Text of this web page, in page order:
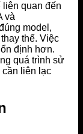
liên quan đến
và
model,
thế. Việc
định hơn.
quá trình sử
liên lạc